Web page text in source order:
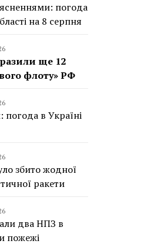
погода
на 8 серпня
ще 12
флоту» РФ
погода в Україні
збито жодної
ракети
два НПЗ в
пожежі